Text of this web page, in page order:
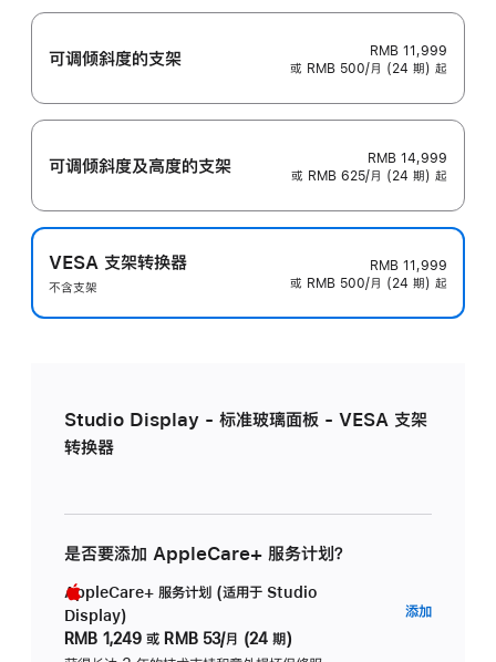
可调倾斜度的支架
RMB 11,999
或 RMB 500/月 (24 期) 起
可调倾斜度及高‍度的支‍架
RMB 14,999
或 RMB 625/月 (24 期) 起
VESA 支架转换器
不含支架
RMB 11,999
或 RMB 500/月 (24 期) 起
Studio Display - 标准玻璃面板 - VESA 支架
转换器
是否要添加 AppleCare+ 服务计划？
AppleCare+ 服务计划 (适用于 Studio
Display)
RMB 1,249 或 RMB 53/月 (24 期)
添加